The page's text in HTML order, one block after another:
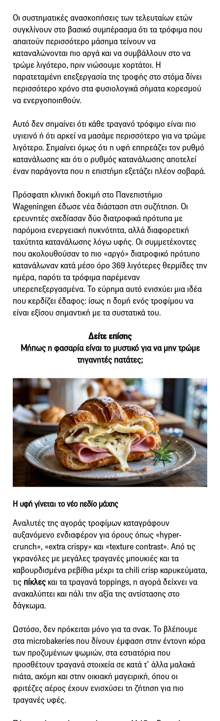
Οι συστηματικές ανασκοπήσεις των τελευταίων ετών
συγκλίνουν στο βασικό συμπέρασμα ότι τα τρόφιμα που
απαιτούν περισσότερο μάσημα τείνουν να
καταναλώνονται πιο αργά και να συμβάλλουν στο να
τρώμε λιγότερο, πριν νιώσουμε χορτάτοι. Η
παρατεταμένη επεξεργασία της τροφής στο στόμα δίνει
περισσότερο χρόνο στα φυσιολογικά σήματα κορεσμού
να ενεργοποιηθούν.
Αυτό δεν σημαίνει ότι κάθε τραγανό τρόφιμο είναι πιο
υγιεινό ή ότι αρκεί να μασάμε περισσότερο για να τρώμε
λιγότερο. Σημαίνει όμως ότι η υφή επηρεάζει τον ρυθμό
κατανάλωσης και ότι ο ρυθμός κατανάλωσης αποτελεί
έναν παράγοντα που η επιστήμη εξετάζει πλέον σοβαρά.
Πρόσφατη κλινική δοκιμή στο Πανεπιστήμιο
Wageningen έδωσε νέα διάσταση στη συζήτηση. Οι
ερευνητές σχεδίασαν δύο διατροφικά πρότυπα με
παρόμοια ενεργειακή πυκνότητα, αλλά διαφορετική
ταχύτητα κατανάλωσης λόγω υφής. Οι συμμετέχοντες
που ακολουθούσαν το πιο «αργό» διατροφικό πρότυπο
κατανάλωναν κατά μέσο όρο 369 λιγότερες θερμίδες την
ημέρα, παρότι τα τρόφιμα παρέμεναν
υπερεπεξεργασμένα. Το εύρημα αυτό ενισχύει μια ιδέα
που κερδίζει έδαφος: ίσως η δομή ενός τροφίμου να
είναι εξίσου σημαντική με τα συστατικά του.
Δείτε επίσης
Μήπως η φασαρία είναι το μυστικό για να μην τρώμε
τηγανητές πατάτες;
Η υφή γίνεται το νέο πεδίο μάχης
Αναλυτές της αγοράς τροφίμων καταγράφουν
αυξανόμενο ενδιαφέρον για όρους όπως «hyper-
crunch», «extra crispy» και «texture contrast». Από τις
γκρανόλες με μεγάλες τραγανές μπουκιές και τα
καβουρδισμένα ρεβίθια μέχρι τα chili crisp καρυκεύματα,
τις πίκλες και τα τραγανά toppings, η αγορά δείχνει να
ανακαλύπτει και πάλι την αξία της αντίστασης στο
δάγκωμα.
Ωστόσο, δεν πρόκειται μόνο για τα σνακ. Το βλέπουμε
στα microbakeries που δίνουν έμφαση στην έντονη κόρα
των προζυμένιων ψωμιών, στα εστιατόρια που
προσθέτουν τραγανά στοιχεία σε κατά τ’ άλλα μαλακά
πιάτα, ακόμη και στην οικιακή μαγειρική, όπου οι
φριτέζες αέρος έχουν ενισχύσει τη ζήτηση για πιο
τραγανές υφές.